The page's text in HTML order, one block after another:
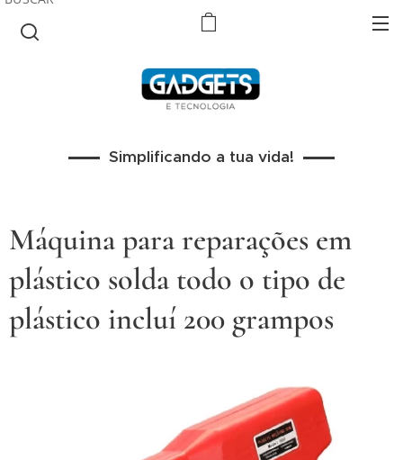
Simplificando a tua vida!
Máquina para reparações em
plástico solda todo o tipo de
plástico incluí 200 grampos